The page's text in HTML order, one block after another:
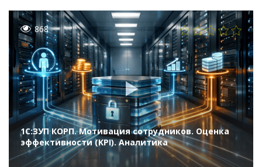
868
1С:ЗУП КОРП. Мотивация сотрудников. Оценка
эффективности (KPI). Аналитика